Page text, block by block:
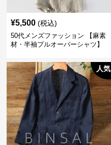
¥5,500 (税込)
50代メンズファッション 【麻素
材・半袖プルオーバーシャツ】
人気